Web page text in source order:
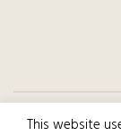
This website